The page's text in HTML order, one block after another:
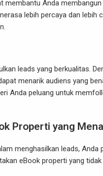
Anda
lebih percaya dan lebih
leads yang berkualitas.
menarik audiens yang
Anda peluang untuk
Properti yang
menghasilkan leads, Anda
eBook properti yang